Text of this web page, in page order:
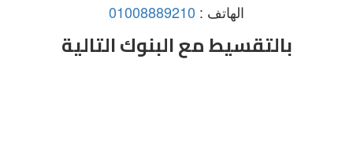
الهاتف : 01008889210
بالتقسيط مع البنوك التالية